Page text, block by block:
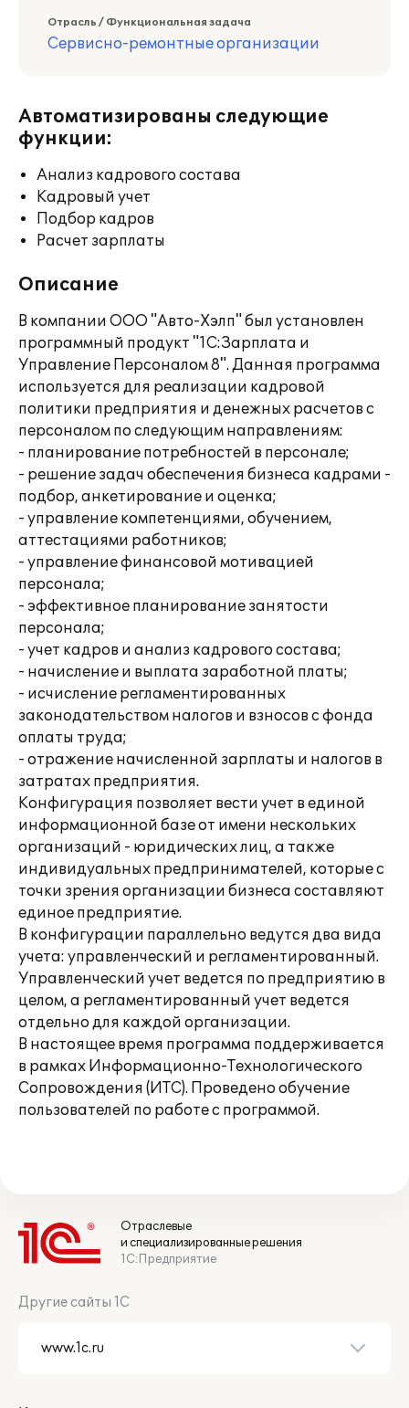
Отрасль / Функциональная задача
Сервисно-ремонтные организации
Автоматизированы следующие
функции:
Анализ кадрового состава
Кадровый учет
Подбор кадров
Расчет зарплаты
Описание
В компании ООО "Авто-Хэлп" был установлен
программный продукт "1С:Зарплата и
Управление Персоналом 8". Данная программа
используется для реализации кадровой
политики предприятия и денежных расчетов с
персоналом по следующим направлениям:
- планирование потребностей в персонале;
- решение задач обеспечения бизнеса кадрами -
подбор, анкетирование и оценка;
- управление компетенциями, обучением,
аттестациями работников;
- управление финансовой мотивацией
персонала;
- эффективное планирование занятости
персонала;
- учет кадров и анализ кадрового состава;
- начисление и выплата заработной платы;
- исчисление регламентированных
законодательством налогов и взносов с фонда
оплаты труда;
- отражение начисленной зарплаты и налогов в
затратах предприятия.
Конфигурация позволяет вести учет в единой
информационной базе от имени нескольких
организаций - юридических лиц, а также
индивидуальных предпринимателей, которые с
точки зрения организации бизнеса составляют
единое предприятие.
В конфигурации параллельно ведутся два вида
учета: управленческий и регламентированный.
Управленческий учет ведется по предприятию в
целом, а регламентированный учет ведется
отдельно для каждой организации.
В настоящее время программа поддерживается
в рамках Информационно-Технологического
Сопровождения (ИТС). Проведено обучение
пользователей по работе с программой.
Отраслевые
и специализированные решения
1С:Предприятие
Другие сайты 1С